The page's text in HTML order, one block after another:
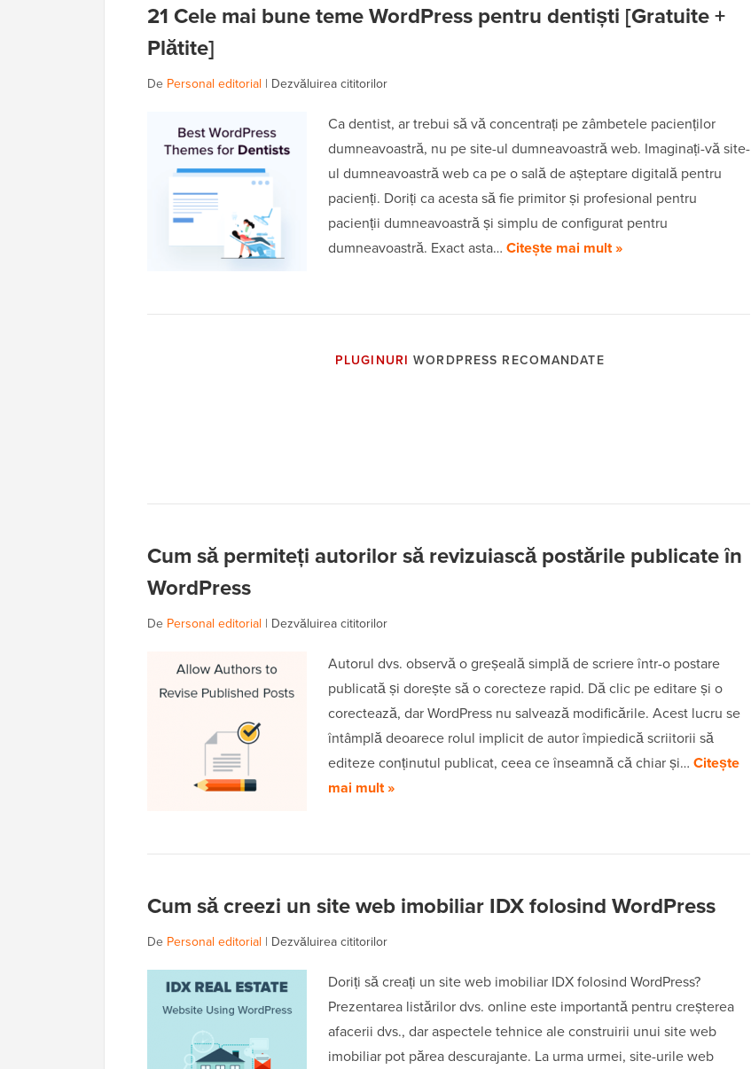
21 Cele mai bune teme WordPress pentru dentiști [Gratuite +
Plătite]
De Personal editorial | Dezvăluirea cititorilor
Ca dentist, ar trebui să vă concentrați pe zâmbetele pacienților
dumneavoastră, nu pe site-ul dumneavoastră web. Imaginați-vă site-
ul dumneavoastră web ca pe o sală de așteptare digitală pentru
pacienți. Doriți ca acesta să fie primitor și profesional pentru
pacienții dumneavoastră și simplu de configurat pentru
dumneavoastră. Exact asta… Citește mai mult »
PLUGINURI WORDPRESS RECOMANDATE
Cum să permiteți autorilor să revizuiască postările publicate în
WordPress
De Personal editorial | Dezvăluirea cititorilor
Autorul dvs. observă o greșeală simplă de scriere într-o postare
publicată și dorește să o corecteze rapid. Dă clic pe editare și o
corectează, dar WordPress nu salvează modificările. Acest lucru se
întâmplă deoarece rolul implicit de autor împiedică scriitorii să
editeze conținutul publicat, ceea ce înseamnă că chiar și… Citește
mai mult »
Cum să creezi un site web imobiliar IDX folosind WordPress
De Personal editorial | Dezvăluirea cititorilor
Doriți să creați un site web imobiliar IDX folosind WordPress?
Prezentarea listărilor dvs. online este importantă pentru creșterea
afacerii dvs., dar aspectele tehnice ale construirii unui site web
imobiliar pot părea descurajante. La urma urmei, site-urile web